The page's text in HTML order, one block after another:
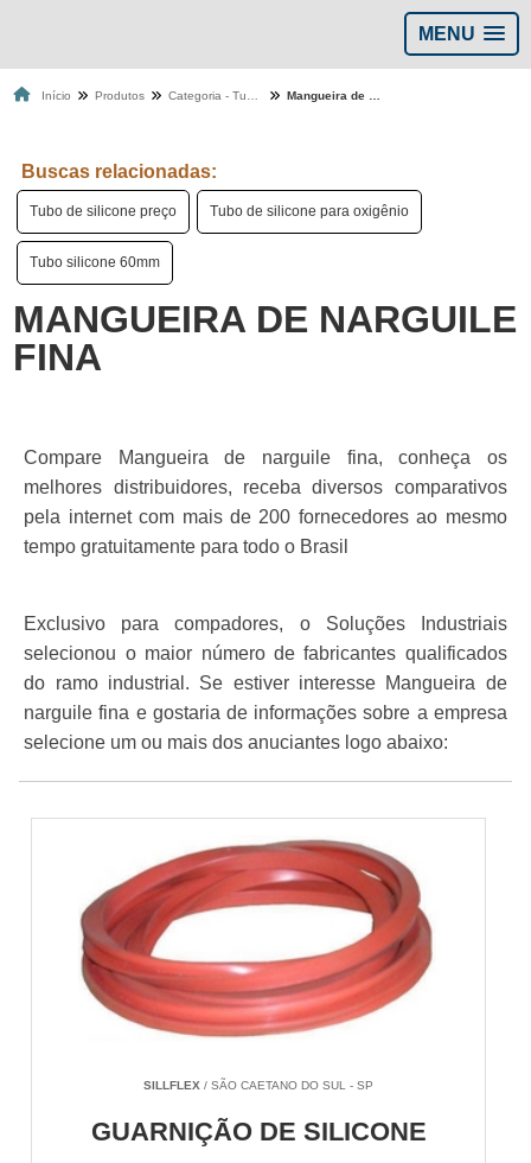
MENU
Início Produtos
Buscas relacionadas:
Tubo de silicone preço Tubo de silicone para oxigênio
Tubo silicone 60mm
MANGUEIRA DE NARGUILE
FINA
Compare Mangueira de narguile fina, conheça os
melhores distribuidores, receba diversos comparativos
pela internet com mais de 200 fornecedores ao mesmo
tempo gratuitamente para todo o Brasil
Exclusivo para compadores, o Soluções Industriais
selecionou o maior número de fabricantes qualificados
do ramo industrial. Se estiver interesse Mangueira de
narguile fina e gostaria de informações sobre a empresa
selecione um ou mais dos anuciantes logo abaixo:
SILLFLEX / SÃO CAETANO DO SUL - SP
GUARNIÇÃO DE SILICONE